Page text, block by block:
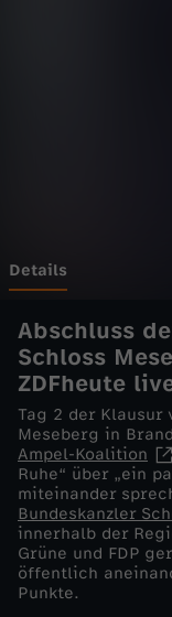
-
W
i
e
g
r
o
Details
Abschluss
Schloss
ZDFheute
Tag 2 der Klausur
Meseberg in
Ampel-Koalition
Ruhe“ über „ein
miteinander
Bundeskanzler
innerhalb der
Grüne und FDP
öffentlich
Punkte.